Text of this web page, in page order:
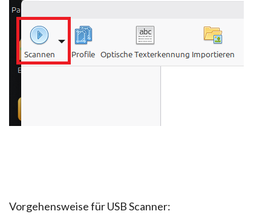
Vorgehensweise für USB Scanner: